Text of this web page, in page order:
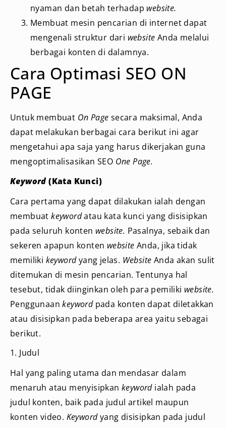
nyaman dan betah terhadap website.
Membuat mesin pencarian di internet dapat
mengenali struktur dari website Anda melalui
berbagai konten di dalamnya.
Cara Optimasi SEO ON
PAGE
Untuk membuat On Page secara maksimal, Anda
dapat melakukan berbagai cara berikut ini agar
mengetahui apa saja yang harus dikerjakan guna
mengoptimalisasikan SEO One Page.
Keyword(Kata Kunci)
Cara pertama yang dapat dilakukan ialah dengan
membuatkeywordatau kata kunci yang disisipkan
pada seluruh konten website. Pasalnya, sebaik dan
sekeren apapun konten websiteAnda, jika tidak
memiliki keywordyang jelas. Website Anda akan sulit
ditemukan di mesin pencarian. Tentunya hal
tesebut, tidak diinginkan oleh para pemiliki website.
Penggunaankeyword pada konten dapat diletakkan
atau disisipkan pada beberapa area yaitu sebagai
berikut.
1. Judul
Hal yang paling utama dan mendasar dalam
menaruh atau menyisipkan keyword ialah pada
judul konten, baik pada judul artikel maupun
konten video. Keywordyang disisipkan pada judul